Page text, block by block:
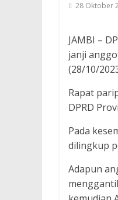
28 Oktober
JAMBI –
janji
(28/10/
Rapat
DPRD
Pada
dilingkup
Adapun